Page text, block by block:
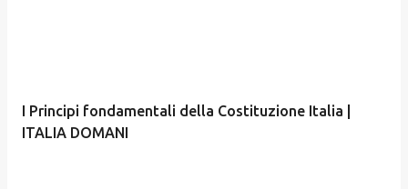
I Principi fondamentali della Costituzione Italia |
ITALIA DOMANI